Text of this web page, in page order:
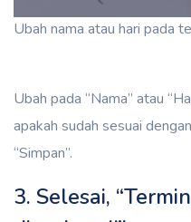
Ubah nama atau hari pada
Ubah pada “Nama” atau
apakah sudah sesuai
“Simpan”.
3. Selesai,